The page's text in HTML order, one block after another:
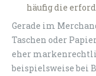
häufig die
Gerade im
Taschen oder
eher
beispielsweise bei